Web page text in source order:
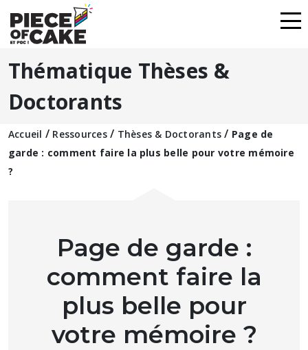
Thématique Thèses &
Doctorants
Accueil / Ressources/ Thèses & Doctorants / Page de
garde : comment faire la plus belle pour votre mémoire
?
Page de garde :
comment faire la
plus belle pour
votre mémoire ?